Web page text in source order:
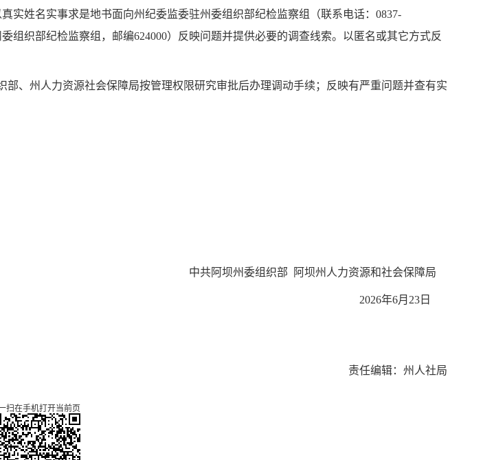
实姓名实事求是地书面向州纪委监委驻州委组织部纪检监察组（联系电话： 0837-
组织部纪检监察组 ，邮编624000）反映问题并提供必要的调查线索。以匿名或其它方式反
、州人力资源社会保障局按管理权限研究审批后办理调动手续；反映有严重问题并查有实
中共阿坝州委组织部 阿坝州人力资源和社会保障局
2026年6月 23 日
责任编辑：州人社局
扫在手机打开当前页